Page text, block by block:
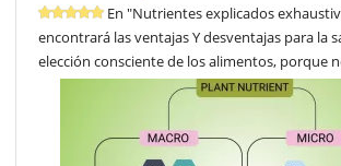
En "Nutrientes explicados
encontrará las ventajas Y desventajas para la
elección consciente de los alimentos, porque